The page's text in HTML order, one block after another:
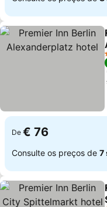
De € 76
Consulte os preços de 7